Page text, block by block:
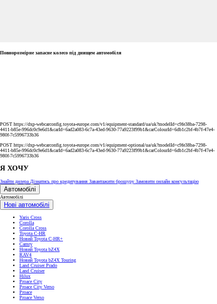
Повнорозмірне запасне колесо під днищем автомобіля
POST https://dxp-webcarconfig.toyota-europe.com/v1/equipment-standard/ua/uk?modelId=c9fe38ba-7298-
4411-b85e-996dc0c9e6d1&carId=6ad2a083-6c7a-43ed-9630-77a9223f99b1&carColourId=6db1c2bf-4b7f-47e4-
980f-7c5996733b36
POST https://dxp-webcarconfig.toyota-europe.com/v1/equipment-optional/ua/uk?modelId=c9fe38ba-7298-
4411-b85e-996dc0c9e6d1&carId=6ad2a083-6c7a-43ed-9630-77a9223f99b1&carColourId=6db1c2bf-4b7f-47e4-
980f-7c5996733b36
Я ХОЧУ
Знайти дилера Дізнатись про кредитування Завантажити брошуру Замовити онлайн консультацію
Автомобілі
Автомобілі
Нові автомобілі
Yaris Cross
Corolla
Corolla Cross
Toyota C-HR
Новий Toyota C-HR+
Camry
Новий Toyota bZ4X
RAV4
Новий Toyota bZ4X Touring
Land Cruiser Prado
Land Cruiser
Hilux
Proace City
Proace City Verso
Proace
Proace Verso